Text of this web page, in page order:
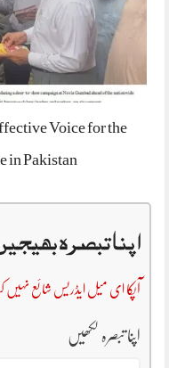
Voice for the
Pakistan:…
اپنا تبصرہ
آپکا ای میل ایڈریس شائع نہیں
اپنا تبصرہ لکھیں